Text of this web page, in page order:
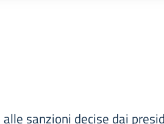
sanzioni decise dai